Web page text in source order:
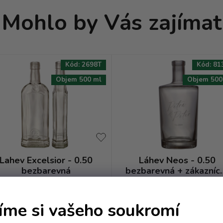
si vašeho soukromí
Mohlo by Vás zajímat
Lahev Excelsior - 0.50
bezbarevná
Objem 500 ml
Kód: 2698T
Láhev Neos - 0.50
bezbarevná +
Objem
Kód: